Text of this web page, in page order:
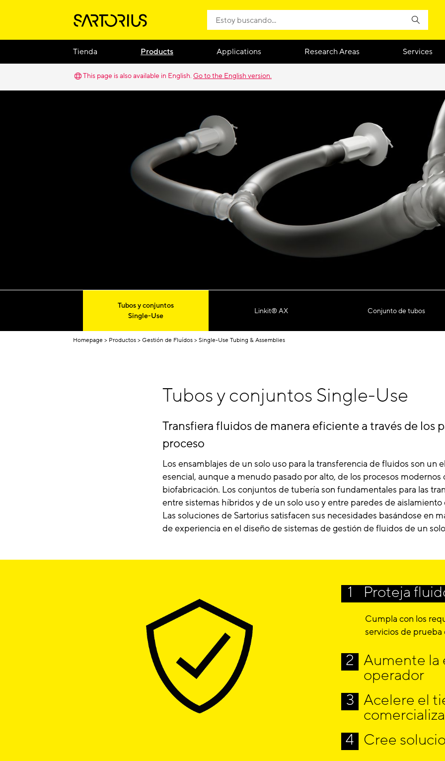
Tienda Products Applications Research Areas Services
This page is also available in English. Go to the English version.
Tubos y conjuntos
Single-Use
Linkit® AX Conjunto de tubos
Homepage Productos Gestión de Fluídos Single-Use Tubing & Assemblies
Tubos y conjuntos Single-Use
Transfiera fluidos de manera eficiente a través de los
proceso
Los ensamblajes de un solo uso para la transferencia de fluidos son un
esencial, aunque a menudo pasado por alto, de los procesos modernos
biofabricación. Los conjuntos de tubería son fundamentales para las
entre sistemas híbridos y de un solo uso y entre paredes de aislamiento
Las soluciones de Sartorius satisfacen sus necesidades basándose en
de experiencia en el diseño de sistemas de gestión de fluidos de un
Proteja
Cumpla con los
servicios de
Aumente la
operador
Libere a los
componentes con
Acelere el
Acelere la
Cree